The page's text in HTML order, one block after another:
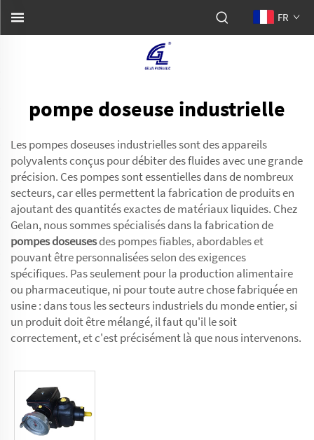
FR
pompe doseuse industrielle
Les pompes doseuses industrielles sont des appareils
polyvalents conçus pour débiter des fluides avec une grande
précision. Ces pompes sont essentielles dans de nombreux
secteurs, car elles permettent la fabrication de produits en
ajoutant des quantités exactes de matériaux liquides. Chez
Gelan, nous sommes spécialisés dans la fabrication de
pompes doseusesdes pompes fiables, abordables et
pouvant être personnalisées selon des exigences
spécifiques. Pas seulement pour la production alimentaire
ou pharmaceutique, ni pour toute autre chose fabriquée en
usine : dans tous les secteurs industriels du monde entier, si
un produit doit être mélangé, il faut qu'il le soit
correctement, et c'est précisément là que nous intervenons.